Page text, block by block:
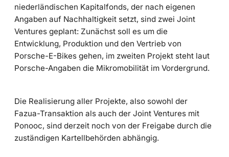
niederländischen Kapitalfonds, der nach eigenen
Angaben auf Nachhaltigkeit setzt, sind zwei Joint
Ventures geplant: Zunächst soll es um die
Entwicklung, Produktion und den Vertrieb von
Porsche-E-Bikes gehen, im zweiten Projekt steht laut
Porsche-Angaben die Mikromobilität im Vordergrund.
Die Realisierung aller Projekte, also sowohl der
Fazua-Transaktion als auch der Joint Ventures mit
Ponooc, sind derzeit noch von der Freigabe durch die
zuständigen Kartellbehörden abhängig.